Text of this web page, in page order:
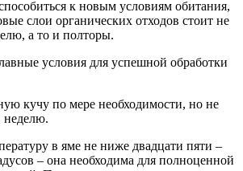
к новым условиям обитания,
слои органических отходов стоит не
а то и полторы.
условия для успешной обработки
кучу по мере необходимости, но не
неделю.
в яме не ниже двадцати пяти –
– она необходима для полноценной